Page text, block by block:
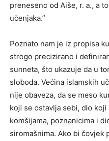
preneseno od Aiše, r. a., a
učenjaka.”
Poznato nam je iz propisa
strogo precizirano i
sunneta, što ukazuje da u
sloboda. Većina islamskih
nije obaveza, da se meso
koji se ostavlja sebi, dio
komšijama, poznanicima i
siromašnima. Ako bi čovjek